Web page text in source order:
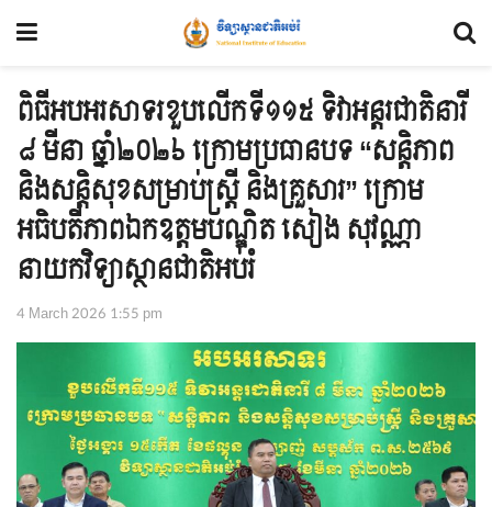
ពិធីអបអរសាទរខួបលើកទី១១៥ ទិវាអន្តរជាតិនារី
៨ មីនា ឆ្នាំ២០២៦ ក្រោមប្រធានបទ “សន្តិភាព
និងសន្តិសុខសម្រាប់ស្ត្រី និងគ្រួសារ” ក្រោម
អធិបតីភាពឯកឧត្តមបណ្ឌិត សៀង សុវណ្ណា
នាយកវិទ្យាស្ថានជាតិអប់រំ
4 March 2026 1:55 pm